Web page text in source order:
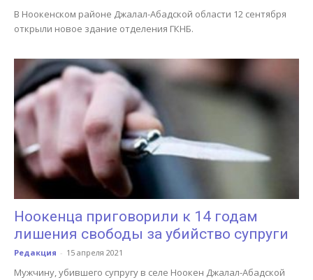
В Ноокенском районе Джалал-Абадской области 12 сентября
открыли новое здание отделения ГКНБ.
Ноокенца приговорили к 14 годам
лишения свободы за убийство супруги
Редакция - 15 апреля 2021
Мужчину, убившего супругу в селе Ноокен Джалал-Абадской